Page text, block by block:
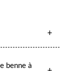
benne à